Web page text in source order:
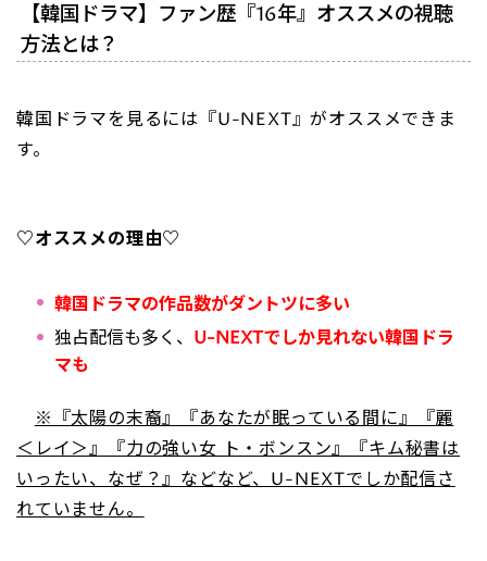
【韓国ドラマ】ファン歴『16年』オススメの視聴
方法とは？
韓国ドラマを見るには『U-NEXT』がオススメできま
す。
♡オススメの理由♡
韓国ドラマの作品数がダントツに多い
独占配信も多く、 U-NEXTでしか見れない韓国ドラ
マも
※『太陽の末裔』『あなたが眠っている間に』『麗
＜レイ＞』『力の強い女 ト・ボンスン』『キム秘書は
いったい、なぜ？』などなど、U-NEXTでしか配信さ
れていません。